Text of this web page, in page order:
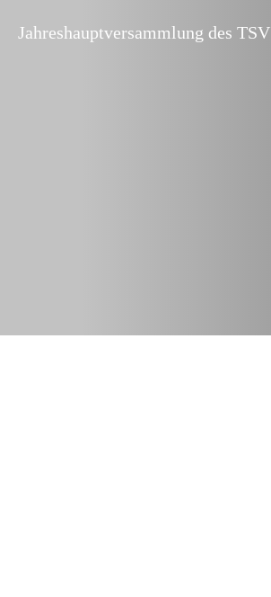
Jahreshauptversammlung des TSV